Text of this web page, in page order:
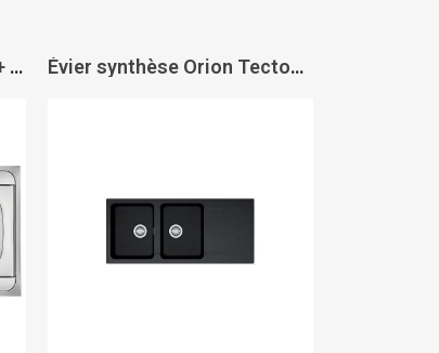
Évier inox à poser 2 cuves + 1 égouttoir - FRANKE Évier synthèse Orion Tectonite à encastrer 2 cuves + 1 égouttoir - FRANKE